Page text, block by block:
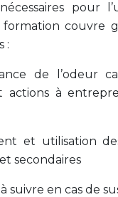
nécessaires pour
couvre
:
de l’odeur
actions à
et utilisation
secondaires
suivre en cas de